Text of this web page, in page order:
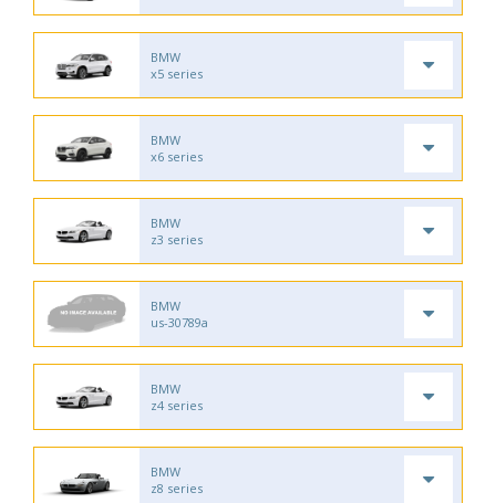
BMW
x5 series
BMW
x6 series
BMW
z3 series
BMW
us-30789a
BMW
z4 series
BMW
z8 series